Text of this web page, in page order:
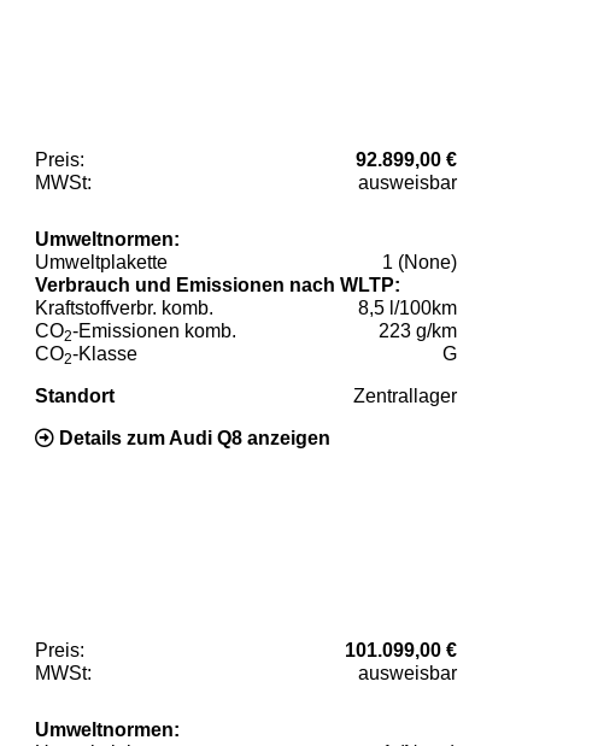
Preis:
92.899,00 €
MWSt:
ausweisbar
Umweltnormen:
Umweltplakette
1 (None)
Verbrauch und Emissionen nach WLTP:
Kraftstoffverbr. komb.
8,5 l/100km
CO2-Emissionen komb.
223 g/km
CO2-Klasse G
Standort Zentrallager
Details zum Audi Q8 anzeigen
Preis:
101.099,00 €
MWSt:
ausweisbar
Umweltnormen: